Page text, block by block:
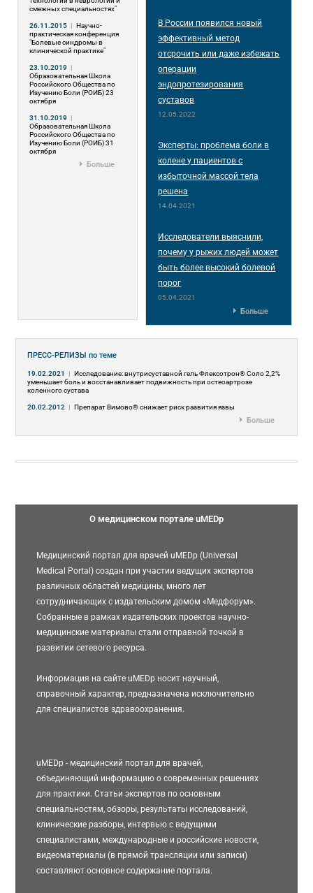
смежных специальностях"
26.11.2015 | Научно-
практическая конференция
"Болевые синдромы в
клинической практике"
23.10.2019 |
Образовательная Школа
Российского Общества по
Изучению Боли (РОИБ) 23
октября
31.10.2019 |
Образовательная Школа
Российского Общества по
Изучению Боли (РОИБ) 31
октября
Больше
В России появился новый
эффективный метод
отсрочить или даже избежать
операции
эндопротезирования
суставов
12.05.2022
Эксперты: проблема боли в
колене у пациентов с
избыточной массой тела
решена
14.04.2021
Исследователи выяснили,
почему у рыжих людей может
быть более высокий болевой
порог
05.04.2021
Больше
ПРЕСС-РЕЛИЗЫпо теме
19.02.2021 | Исследование: внутрисуставной гель Флексотрон® Соло 2,2%
уменьшает боль и восстанавливает подвижность при остеоартрозе
коленного сустава
20.02.2012 | Препарат Вимово® снижает риск развития язвы
Больше
О медицинском портале uMEDp
Медицинский портал для врачей uMEDp (Universal
Medical Portal) создан при участии ведущих экспертов
различных областей медицины, много лет
сотрудничающих с издательским домом «Медфорум».
Собранные в рамках издательских проектов научно-
медицинские материалы стали отправной точкой в
развитии сетевого ресурса.
Информация на сайте uMEDp носит научный,
справочный характер, предназначена исключительно
для специалистов здравоохранения.
uMEDp - медицинский портал для врачей,
объединяющий информацию о современных решениях
для практики. Статьи экспертов по основным
специальностям, обзоры, результаты исследований,
клинические разборы, интервью с ведущими
специалистами, международные и российские новости,
видеоматериалы (в прямой трансляции или записи)
составляют основное содержание портала.